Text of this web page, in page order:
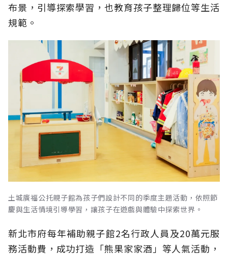
布景，引導探索學習，也教育孩子整理歸位等生活
規範。
土城廣福公托親子館為孩子們設計不同的季度主題活動，依照節
慶與生活情境引導學習，讓孩子在遊戲與體驗中探索世界。
新北市府每年補助親子館2名行政人員及20萬元服
務活動費，成功打造「熊果家家酒」等人氣活動，